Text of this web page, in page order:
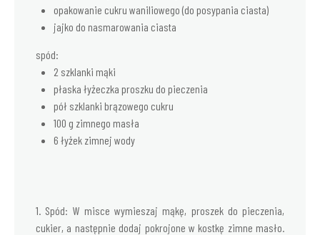
opakowanie cukru waniliowego (do posypania ciasta)
jajko do nasmarowania ciasta
spód:
2 szklanki mąki
płaska łyżeczka proszku do pieczenia
pół szklanki brązowego cukru
100 g zimnego masła
6 łyżek zimnej wody
1. Spód: W misce wymieszaj mąkę, proszek do pieczenia,
cukier, a następnie dodaj pokrojone w kostkę zimne masło.